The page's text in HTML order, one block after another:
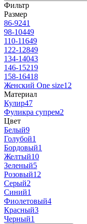
Фильтр
Размер
86-9241
98-10449
110-11649
122-12849
134-14043
146-15219
158-16418
Женский One size12
Материал
Кулир47
Фуликра супрем2
Цвет
Белый9
Голубой1
Бордовый1
Желтый10
Зеленый5
Розовый12
Серый2
Синий1
Фиолетовый4
Красный3
Черный1